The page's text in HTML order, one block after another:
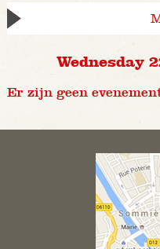
Wednesday
Er zijn geen